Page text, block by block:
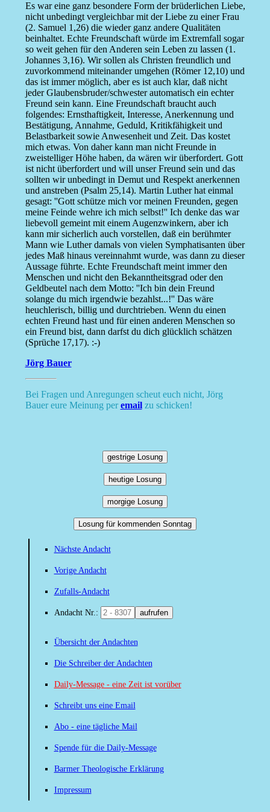
Es war eine ganz besondere Form der brüderlichen Liebe,
nicht unbedingt vergleichbar mit der Liebe zu einer Frau
(2. Samuel 1,26) die wieder ganz andere Qualitäten
beinhaltet. Echte Freundschaft würde im Extremfall sogar
so weit gehen für den Anderen sein Leben zu lassen (1.
Johannes 3,16). Wir sollen als Christen freundlich und
zuvorkommend miteinander umgehen (Römer 12,10) und
das ist immer möglich, aber es ist auch klar, daß nicht
jeder Glaubensbruder/schwester automatisch ein echter
Freund sein kann. Eine Freundschaft braucht auch
folgendes: Ernsthaftigkeit, Interesse, Anerkennung und
Bestätigung, Annahme, Geduld, Kritikfähigkeit und
Belastbarkeit sowie Anwesenheit und Zeit. Das kostet
mich etwas. Von daher kann man nicht Freunde in
zweistelliger Höhe haben, da wären wir überfordert. Gott
ist nicht überfordert und will unser Freund sein und das
sollten wir unbedingt in Demut und Respekt anerkennen
und anstreben (Psalm 25,14). Martin Luther hat einmal
gesagt: ''Gott schütze mich vor meinen Freunden, gegen
meine Feinde wehre ich mich selbst!'' Ich denke das war
liebevoll gemeint mit einem Augenzwinkern, aber ich
kann mir sicherlich auch vorstellen, daß ein berühmter
Mann wie Luther damals von vielen Symphatisanten über
jedes Maß hinaus vereinnahmt wurde, was dann zu dieser
Aussage führte. Echte Freundschaft meint immer den
Menschen und nicht den Bekanntheitsgrad oder den
Geldbeutel nach dem Motto: ''Ich bin dein Freund
solange du mich irgendwie bezahlst...!'' Das wäre
heuchlerisch, billig und durchtrieben. Wenn du einen
echten Freund hast und für einen anderen Menschen so
ein Freund bist, dann darfst du dich glücklich schätzen
(Sprüche 17,17). :-)
Jörg Bauer
Bei Fragen und Anregungen scheut euch nicht, Jörg
Bauer eure Meinung peremailzu schicken!
gestrige Losung
heutige Losung
morgige Losung
Losung für kommenden Sonntag
Nächste Andacht
Vorige Andacht
Zufalls-Andacht
Andacht Nr.: aufrufen
Übersicht der Andachten
Die Schreiber der Andachten
Daily-Message - eine Zeit ist vorüber
Schreibt uns eine Email
Abo - eine tägliche Mail
Spende für die Daily-Message
Barmer Theologische Erklärung
Impressum